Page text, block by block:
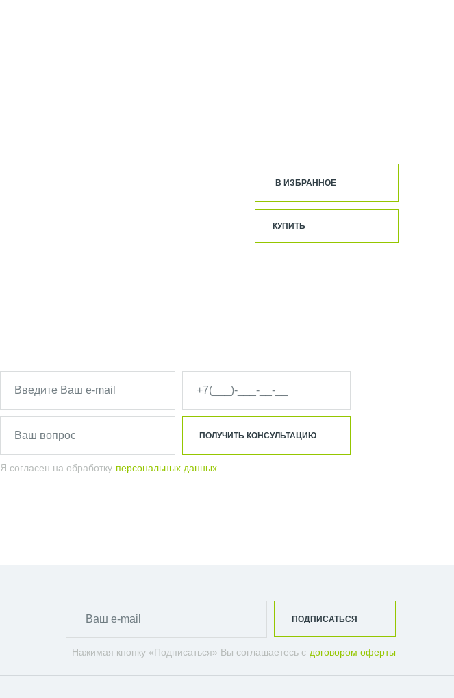
В ИЗБРАННОЕ
КУПИТЬ
Я согласен на обработку персональных данных
ПОЛУЧИТЬ КОНСУЛЬТАЦИЮ
Нажимая кнопку «Подписаться» Вы соглашаетесь с договором оферты
ПОДПИСАТЬСЯ